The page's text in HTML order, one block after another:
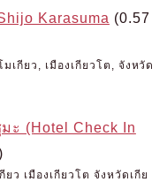
Karasuma (0.57
เกียว, เมืองเกียวโต, จังหวัด
ะ (Hotel Check In
ว เมืองเกียวโต จังหวัดเกีย